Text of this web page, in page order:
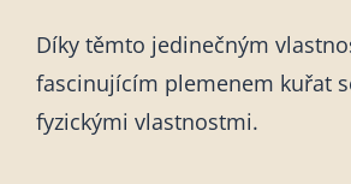
Díky těmto jedinečným
fascinujícím plemenem kuřat
fyzickými vlastnostmi.